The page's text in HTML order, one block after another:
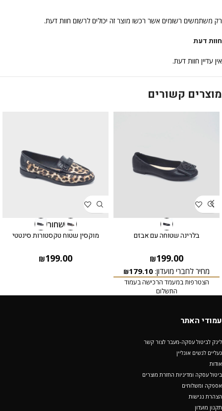
חוות דעת
אין עדיין חוות דעת.
רק משתמשים רשומים אשר רכשו מוצר זה יכולים לרשום חוות דעת.
מוצרים קשורים
בלרינה שטוחה עם אבזם
₪199.00
מחיר לחברי מועדון: ₪179.10
הצטרפות במעמד הרכישה בעמוד
התשלום
שחור
מוקסין שטוח טקסטורות סינטטי
₪199.00
עמודי האתר
לינק לביטול עסקה-מעבר לצור קשר
נעליים לנשים אונליין
אודות
ביטול עסקה ומדיניות החזרת מוצרים
אספקה ומשלוחים
הצהרת נגישות
תקנון מועדון